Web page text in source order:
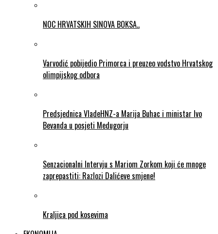
NOC HRVATSKIH SINOVA BOKSA..
Varvodić pobijedio Primorca i preuzeo vodstvo Hrvatskog
olimpijskog odbora
Predsjednica VladeHNZ-a Marija Buhac i ministar Ivo
Bevanda u posjeti Medugorju
Senzacionalni Intervju s Mariom Zorkom koji će mnoge
zaprepastiti: Razlozi Dalićeve smjene!
Kraljica pod kosevima